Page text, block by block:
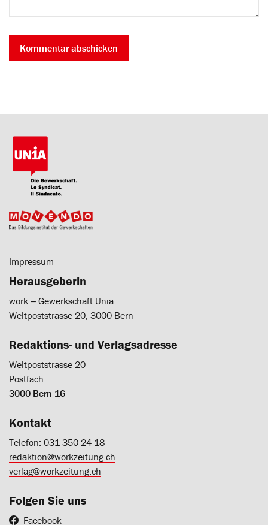
Impressum
Herausgeberin
work ‒ Gewerkschaft Unia
Weltpoststrasse 20, 3000 Bern
Redaktions- und Verlagsadresse
Weltpoststrasse 20
Postfach
3000 Bern 16
Kontakt
Telefon: 031 350 24 18
redaktion@workzeitung.ch
verlag@workzeitung.ch
Folgen Sie uns
Facebook